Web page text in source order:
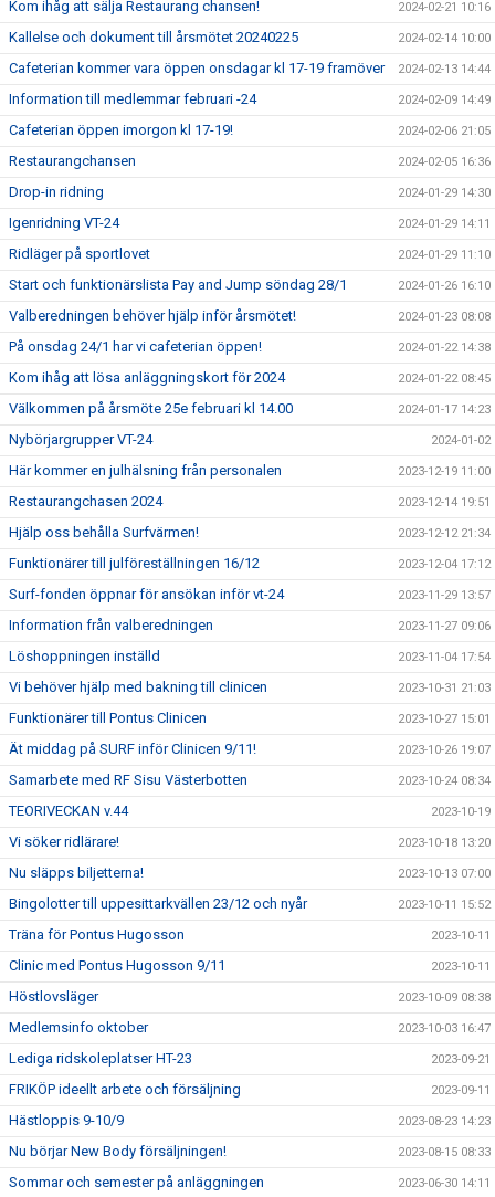
Kom ihåg att sälja Restaurang chansen! 2024-02-21 10:16
Kallelse och dokument till årsmötet 20240225 2024-02-14 10:00
Cafeterian kommer vara öppen onsdagar kl 17-19 framöver 2024-02-13 14:44
Information till medlemmar februari -24 2024-02-09 14:49
Cafeterian öppen imorgon kl 17-19! 2024-02-06 21:05
Restaurangchansen 2024-02-05 16:36
Drop-in ridning 2024-01-29 14:30
Igenridning VT-24 2024-01-29 14:11
Ridläger på sportlovet 2024-01-29 11:10
Start och funktionärslista Pay and Jump söndag 28/1 2024-01-26 16:10
Valberedningen behöver hjälp inför årsmötet! 2024-01-23 08:08
På onsdag 24/1 har vi cafeterian öppen! 2024-01-22 14:38
Kom ihåg att lösa anläggningskort för 2024 2024-01-22 08:45
Välkommen på årsmöte 25e februari kl 14.00 2024-01-17 14:23
Nybörjargrupper VT-24 2024-01-02
Här kommer en julhälsning från personalen 2023-12-19 11:00
Restaurangchasen 2024 2023-12-14 19:51
Hjälp oss behålla Surfvärmen! 2023-12-12 21:34
Funktionärer till julföreställningen 16/12 2023-12-04 17:12
Surf-fonden öppnar för ansökan inför vt-24 2023-11-29 13:57
Information från valberedningen 2023-11-27 09:06
Löshoppningen inställd 2023-11-04 17:54
Vi behöver hjälp med bakning till clinicen 2023-10-31 21:03
Funktionärer till Pontus Clinicen 2023-10-27 15:01
Ät middag på SURF inför Clinicen 9/11! 2023-10-26 19:07
Samarbete med RF Sisu Västerbotten 2023-10-24 08:34
TEORIVECKAN v.44 2023-10-19
Vi söker ridlärare! 2023-10-18 13:20
Nu släpps biljetterna! 2023-10-13 07:00
Bingolotter till uppesittarkvällen 23/12 och nyår 2023-10-11 15:52
Träna för Pontus Hugosson 2023-10-11
Clinic med Pontus Hugosson 9/11 2023-10-11
Höstlovsläger 2023-10-09 08:38
Medlemsinfo oktober 2023-10-03 16:47
Lediga ridskoleplatser HT-23 2023-09-21
FRIKÖP ideellt arbete och försäljning 2023-09-11
Hästloppis 9-10/9 2023-08-23 14:23
Nu börjar New Body försäljningen! 2023-08-15 08:33
Sommar och semester på anläggningen 2023-06-30 14:11